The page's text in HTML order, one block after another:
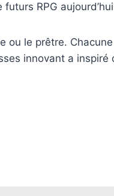
RPG
ou le prêtre.
innovant a inspiré